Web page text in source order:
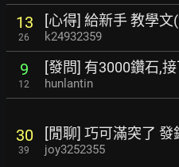
13
26
[心得] 給新手 教學文
k24932359
9
12
[發問] 有3000鑽石,
hunlantin
30
39
[閒聊] 巧可滿突了 發
joy3252355